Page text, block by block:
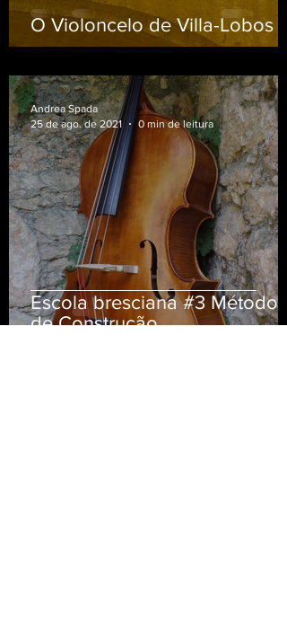
O Violoncelo de Villa-Lobos
Escola bresciana #3 Método
de Construção
Andrea Spada
25 de ago. de 2021
0 min de leitura